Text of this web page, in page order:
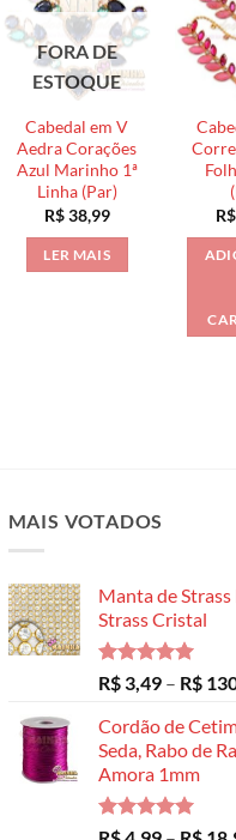
FORA DE
ESTOQUE
Cabedal em V
Aedra Corações
Azul Marinho 1ª
Linha (Par)
R$38,99
LER MAIS
R$
MAIS VOTADOS
Manta de
Strass Cristal
Avaliação
5.00
de 5
R$3,49 – R$
Cordão de
Seda, Rabo de
Amora 1mm
Avaliação